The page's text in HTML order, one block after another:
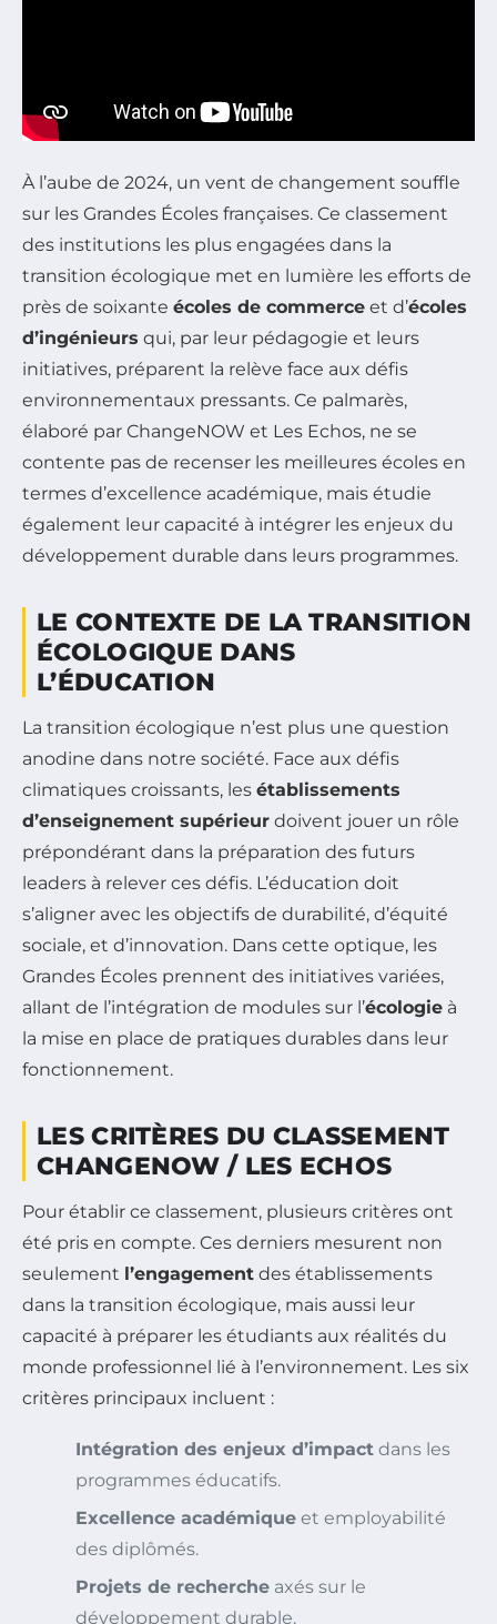
À l’aube de 2024, un vent de changement souffle
sur les Grandes Écoles françaises. Ce classement
des institutions les plus engagées dans la
transition écologique met en lumière les efforts de
près de soixante écoles de commerce et d’écoles
d’ingénieurs qui, par leur pédagogie et leurs
initiatives, préparent la relève face aux défis
environnementaux pressants. Ce palmarès,
élaboré par ChangeNOW et Les Echos, ne se
contente pas de recenser les meilleures écoles en
termes d’excellence académique, mais étudie
également leur capacité à intégrer les enjeux du
développement durable dans leurs programmes.
LE CONTEXTE DE LA TRANSITION
ÉCOLOGIQUE DANS
L’ÉDUCATION
La transition écologique n’est plus une question
anodine dans notre société. Face aux défis
climatiques croissants, les établissements
d’enseignement supérieur doivent jouer un rôle
prépondérant dans la préparation des futurs
leaders à relever ces défis. L’éducation doit
s’aligner avec les objectifs de durabilité, d’équité
sociale, et d’innovation. Dans cette optique, les
Grandes Écoles prennent des initiatives variées,
allant de l’intégration de modules sur l’écologie à
la mise en place de pratiques durables dans leur
fonctionnement.
LES CRITÈRES DU CLASSEMENT
CHANGENOW / LES ECHOS
Pour établir ce classement, plusieurs critères ont
été pris en compte. Ces derniers mesurent non
seulement l’engagement des établissements
dans la transition écologique, mais aussi leur
capacité à préparer les étudiants aux réalités du
monde professionnel lié à l’environnement. Les six
critères principaux incluent :
Intégration des enjeux d’impact dans les
programmes éducatifs.
Excellence académique et employabilité
des diplômés.
Projets de recherche axés sur le
développement durable.